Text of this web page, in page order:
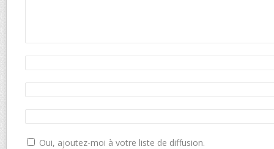
Oui, ajoutez-moi à votre liste de diffusion.